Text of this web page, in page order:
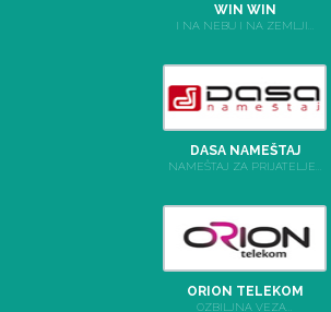
WIN WIN
I NA NEBU I NA ZEMLJI...
DASA NAMEŠTAJ
NAMEŠTAJ ZA PRIJATELJE...
ORION TELEKOM
OZBILJNA VEZA...